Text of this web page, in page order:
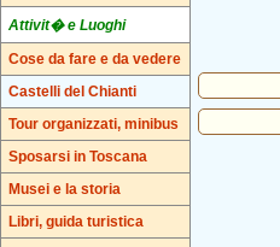
Attivit� e Luoghi
Cose da fare e da vedere
Castelli del Chianti
Tour organizzati, minibus
Sposarsi in Toscana
Musei e la storia
Libri, guida turistica